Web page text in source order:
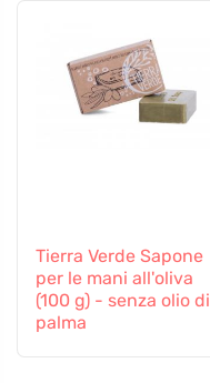
Tierra Verde Sapone
per le mani all'oliva
(100 g) - senza olio di
palma